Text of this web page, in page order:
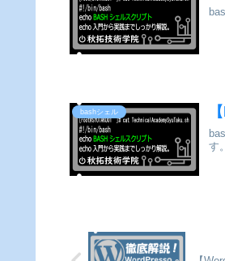
bashシェル
す。